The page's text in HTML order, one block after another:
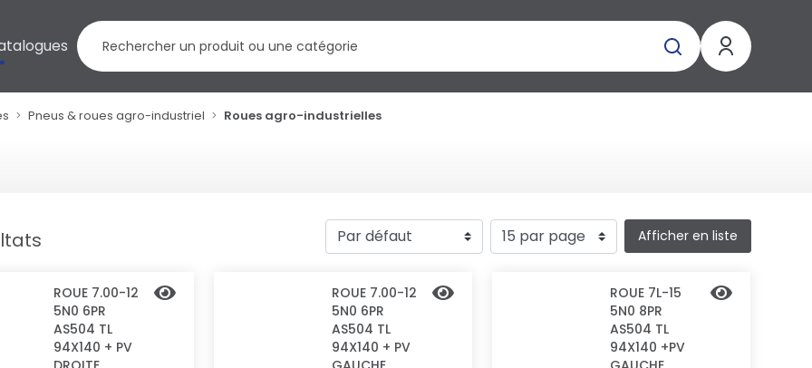
Pneus & roues agro-industriel Roues agro-industrielles
Afficher en liste
ROUE 7.00-12
5N0 6PR
AS504 TL
94X140 + PV
ROUE 7.00-12
5N0 6PR
AS504 TL
94X140 + PV
ROUE 7L-15
5N0 8PR
AS504 TL
94X140 +PV